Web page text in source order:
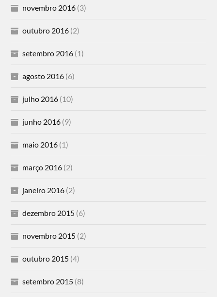
novembro 2016 (3)
outubro 2016 (2)
setembro 2016 (1)
agosto 2016 (6)
julho 2016 (10)
junho 2016 (9)
maio 2016 (1)
março 2016 (2)
janeiro 2016 (2)
dezembro 2015 (6)
novembro 2015 (2)
outubro 2015 (4)
setembro 2015 (8)